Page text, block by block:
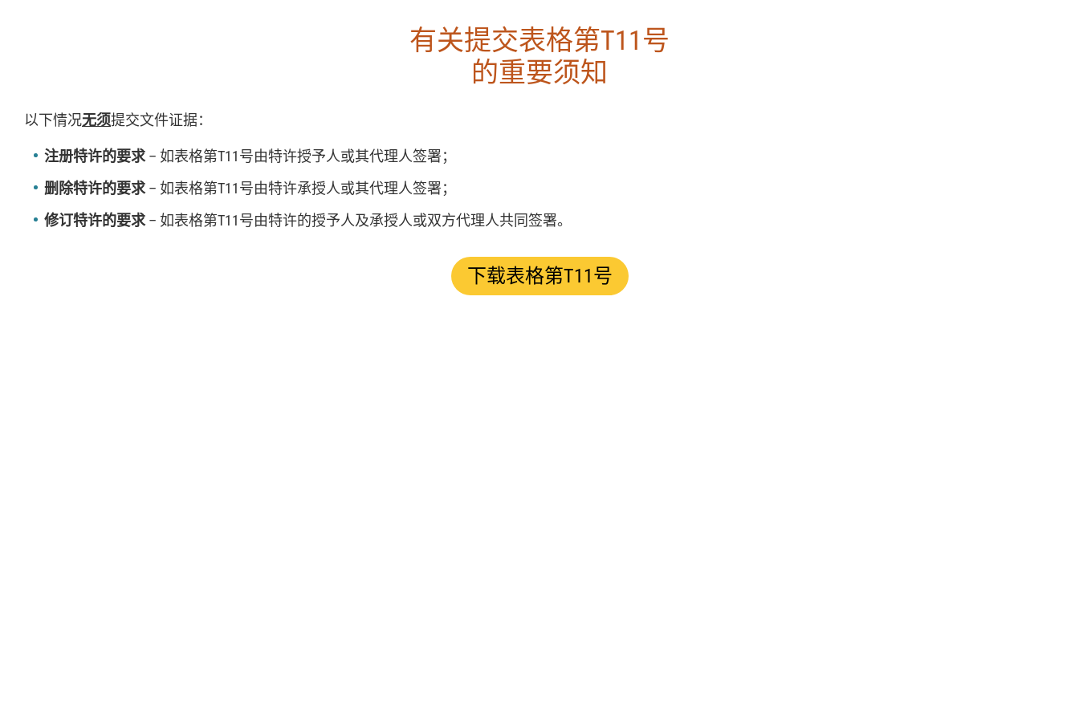
有关提交表格第T11号
的重要须知
以下情况无须提交文件证据：
注册特许的要求– 如表格第T11号由特许授予人或其代理人签署；
删除特许的要求– 如表格第T11号由特许承授人或其代理人签署；
修订特许的要求– 如表格第T11号由特许的授予人及承授人或双方代理人共同签署。
下载表格第T11号